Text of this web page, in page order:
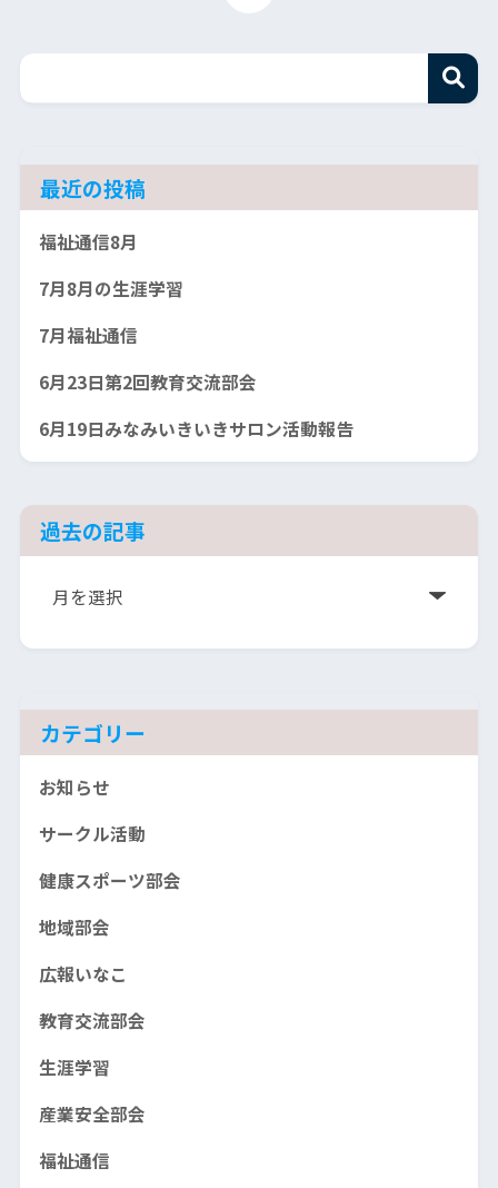
最近の投稿
福祉通信8月
7月8月の生涯学習
7月福祉通信
6月23日第2回教育交流部会
6月19日みなみいきいきサロン活動報告
過去の記事
ア
カ
ブ
カテゴリー
お知らせ
サークル活動
健康スポーツ部会
地域部会
広報いなこ
教育交流部会
生涯学習
産業安全部会
福祉通信